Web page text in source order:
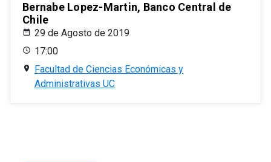
Bernabe Lopez-Martin, Banco Central de
Chile
29 de Agosto de 2019
17:00
Facultad de Ciencias Económicas y
Administrativas UC